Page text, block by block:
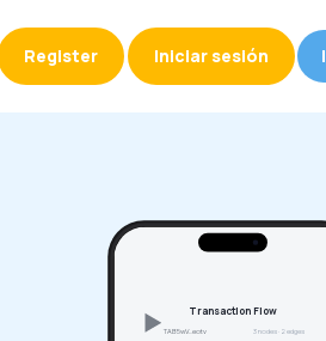
Register Iniciar sesión
Transaction Flow
TAB5wV…eotv 3 nodes · 2 edges